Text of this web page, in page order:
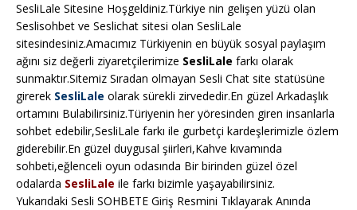
SesliLale Sitesine Hoşgeldiniz.Türkiye nin gelişen yüzü olan
Seslisohbet ve Seslichat sitesi olan SesliLale
sitesindesiniz.Amacımız Türkiyenin en büyük sosyal paylaşım
ağını siz değerli ziyaretçilerimize SesliLale farkı olarak
sunmaktır.Sitemiz Sıradan olmayan Sesli Chat site statüsüne
girerek SesliLale olarak sürekli zirvededir.En güzel Arkadaşlık
ortamını Bulabilirsiniz.Türiyenin her yöresinden giren insanlarla
sohbet edebilir,SesliLale farkı ile gurbetçi kardeşlerimizle özlem
giderebilir.En güzel duygusal şiirleri,Kahve kıvamında
sohbeti,eğlenceli oyun odasında Bir birinden güzel özel
odalarda SesliLale ile farkı bizimle yaşayabilirsiniz.
Yukarıdaki Sesli SOHBETE Giriş Resmini Tıklayarak Anında